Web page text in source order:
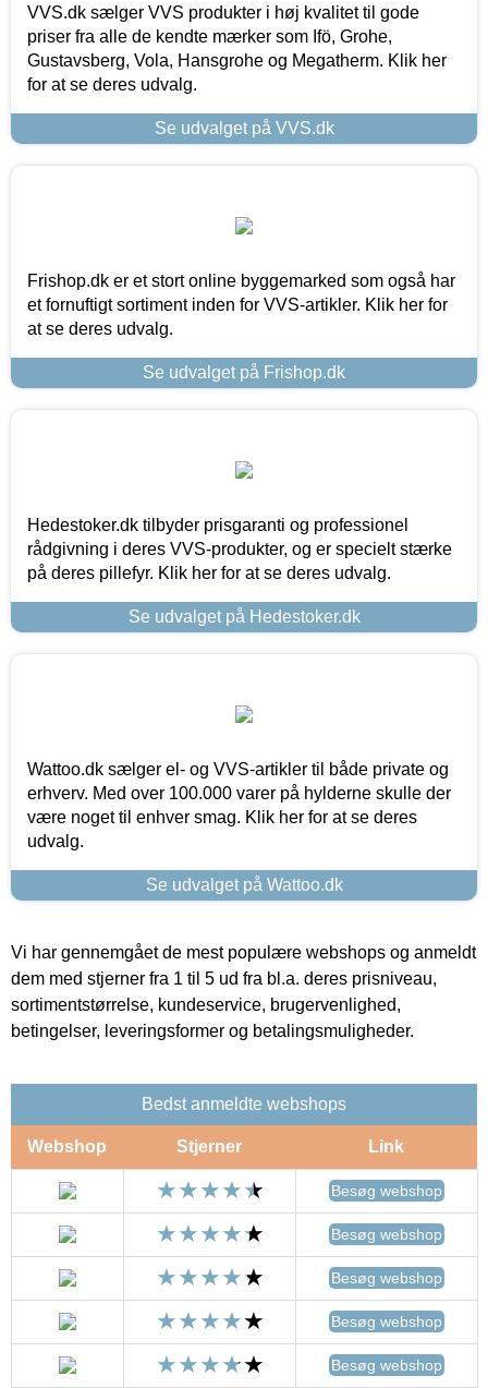
VVS.dk sælger VVS produkter i høj kvalitet til gode
priser fra alle de kendte mærker som Ifö, Grohe,
Gustavsberg, Vola, Hansgrohe og Megatherm. Klik her
for at se deres udvalg.
Se udvalget på VVS.dk
Frishop.dk er et stort online byggemarked som også har
et fornuftigt sortiment inden for VVS-artikler. Klik her for
at se deres udvalg.
Se udvalget på Frishop.dk
Hedestoker.dk tilbyder prisgaranti og professionel
rådgivning i deres VVS-produkter, og er specielt stærke
på deres pillefyr. Klik her for at se deres udvalg.
Se udvalget på Hedestoker.dk
Wattoo.dk sælger el- og VVS-artikler til både private og
erhverv. Med over 100.000 varer på hylderne skulle der
være noget til enhver smag. Klik her for at se deres
udvalg.
Se udvalget på Wattoo.dk
Vi har gennemgået de mest populære webshops og anmeldt
dem med stjerner fra 1 til 5 ud fra bl.a. deres prisniveau,
sortimentstørrelse, kundeservice, brugervenlighed,
betingelser, leveringsformer og betalingsmuligheder.
Bedst anmeldte webshops
Webshop Stjerner Link
Besøg webshop
Besøg webshop
Besøg webshop
Besøg webshop
Besøg webshop